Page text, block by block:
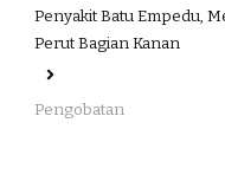
Penyakit Batu Empedu,
Perut Bagian Kanan
Pengobatan